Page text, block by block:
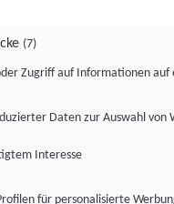
(7)
Zugriff auf Informationen auf
Daten zur Auswahl von
Interesse
für personalisierte